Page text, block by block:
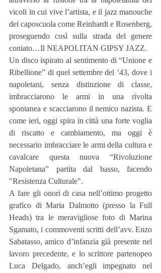
vicoli in cui vive l’artista, e il jazz manouche
dei caposcuola come Reinhardt e Rosenberg,
proseguendo così sulla strada del genere
coniato…Il NEAPOLITAN GIPSY JAZZ.
Un disco ispirato al sentimento di “Unione e
Ribellione” di quel settembre del ’43, dove i
napoletani, senza distinzione di classe,
imbracciarono le armi in una rivolta
spontanea e scacciarono il nemico nazista. E
come ieri, oggi spira in città una forte voglia
di riscatto e cambiamento, ma oggi è
necessario imbracciare le armi della cultura e
cavalcare questa nuova “Rivoluzione
Napoletana” partita dal basso, facendo
"Resistenza Culturale".
A fare gli onori di casa nell’ottimo progetto
grafico di Maria Dalmotto (presso la Full
Heads) tra le meravigliose foto di Marina
Sgamato, i commoventi scritti dell’avv. Enzo
Sabatasso, amico d’infanzia già presente nel
lavoro precedente, e lo scrittore partenopeo